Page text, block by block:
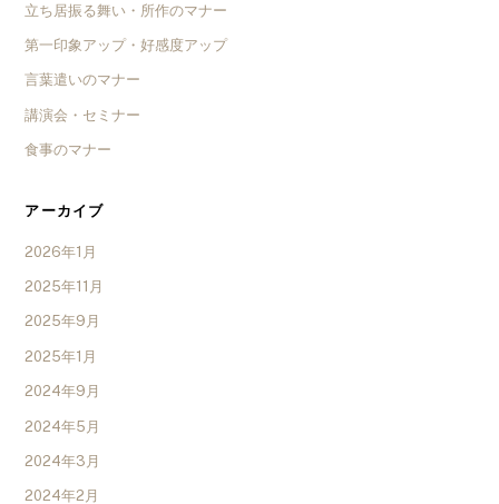
立ち居振る舞い・所作のマナー
第一印象アップ・好感度アップ
言葉遣いのマナー
講演会・セミナー
食事のマナー
アーカイブ
2026年1月
2025年11月
2025年9月
2025年1月
2024年9月
2024年5月
2024年3月
2024年2月